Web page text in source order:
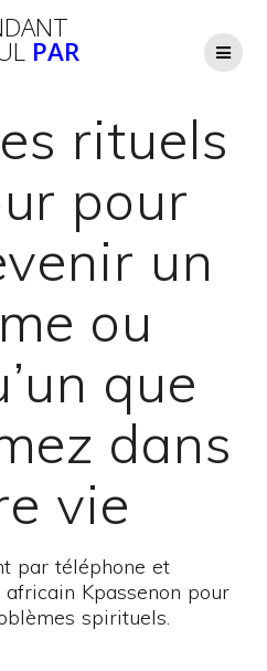
au
contenu
PAR
rituels
pour
un
ou
que
dans
vie
par téléphone et
Kpassenon pour
spirituels.